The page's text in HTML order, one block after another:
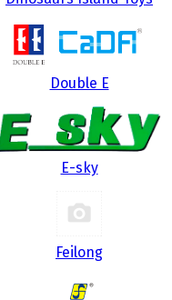
Double E
E-sky
Feilong